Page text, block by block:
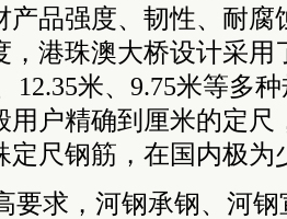
产品强度、韧性、耐腐
，港珠澳大桥设计采用
12.35米、9.75米等多
用户精确到厘米的定尺
定尺钢筋，在国内极为
要求，河钢承钢、河